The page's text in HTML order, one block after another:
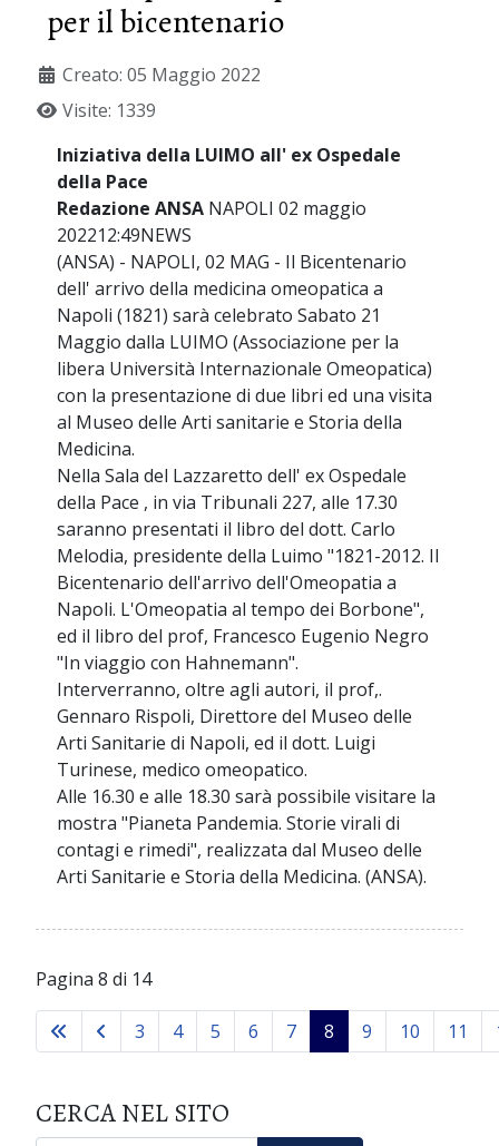
per il bicentenario
Creato: 05 Maggio 2022
Visite: 1339
Iniziativa della LUIMO all' ex Ospedale
della Pace
Redazione ANSA NAPOLI 02 maggio
202212:49NEWS
(ANSA) - NAPOLI, 02 MAG - Il Bicentenario
dell' arrivo della medicina omeopatica a
Napoli (1821) sarà celebrato Sabato 21
Maggio dalla LUIMO (Associazione per la
libera Università Internazionale Omeopatica)
con la presentazione di due libri ed una visita
al Museo delle Arti sanitarie e Storia della
Medicina.
Nella Sala del Lazzaretto dell' ex Ospedale
della Pace , in via Tribunali 227, alle 17.30
saranno presentati il libro del dott. Carlo
Melodia, presidente della Luimo "1821-2012. Il
Bicentenario dell'arrivo dell'Omeopatia a
Napoli. L'Omeopatia al tempo dei Borbone",
ed il libro del prof, Francesco Eugenio Negro
"In viaggio con Hahnemann".
Interverranno, oltre agli autori, il prof,.
Gennaro Rispoli, Direttore del Museo delle
Arti Sanitarie di Napoli, ed il dott. Luigi
Turinese, medico omeopatico.
Alle 16.30 e alle 18.30 sarà possibile visitare la
mostra "Pianeta Pandemia. Storie virali di
contagi e rimedi", realizzata dal Museo delle
Arti Sanitarie e Storia della Medicina. (ANSA).
Pagina 8 di 14
3 4 5 6 7 8 9 10 11
CERCA NEL SITO